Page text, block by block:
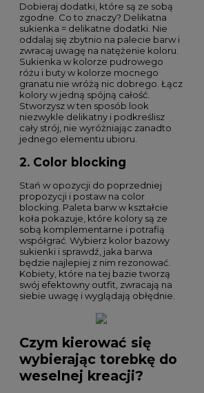
Dobieraj dodatki, które są ze sobą
zgodne. Co to znaczy? Delikatna
sukienka = delikatne dodatki. Nie
oddalaj się zbytnio na palecie barw i
zwracaj uwagę na natężenie koloru.
Sukienka w kolorze pudrowego
różu i buty w kolorze mocnego
granatu nie wróżą nic dobrego. Łącz
kolory w jedną spójną całość.
Stworzysz w ten sposób look
niezwykle delikatny i podkreślisz
cały strój, nie wyróżniając zanadto
jednego elementu ubioru.
2. Color blocking
Stań w opozycji do poprzedniej
propozycji i postaw na color
blocking. Paleta barw w kształcie
koła pokazuje, które kolory są ze
sobą komplementarne i potrafią
współgrać. Wybierz kolor bazowy
sukienki i sprawdź, jaka barwa
będzie najlepiej z nim rezonować.
Kobiety, które na tej bazie tworzą
swój efektowny outfit, zwracają na
siebie uwagę i wyglądają obłędnie.
Czym kierować się
wybierając torebkę do
weselnej kreacji?